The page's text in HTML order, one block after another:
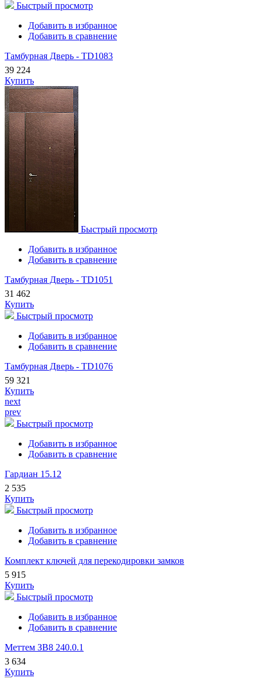
Быстрый просмотр
Добавить в избранное
Добавить в сравнение
Тамбурная Дверь - TD1083
39 224
Купить
Быстрый просмотр
Добавить в избранное
Добавить в сравнение
Тамбурная Дверь - TD1051
31 462
Купить
Быстрый просмотр
Добавить в избранное
Добавить в сравнение
Тамбурная Дверь - TD1076
59 321
Купить
next
prev
Быстрый просмотр
Добавить в избранное
Добавить в сравнение
Гардиан 15.12
2 535
Купить
Быстрый просмотр
Добавить в избранное
Добавить в сравнение
Комплект ключей для перекодировки замков
5 915
Купить
Быстрый просмотр
Добавить в избранное
Добавить в сравнение
Меттем ЗВ8 240.0.1
3 634
Купить